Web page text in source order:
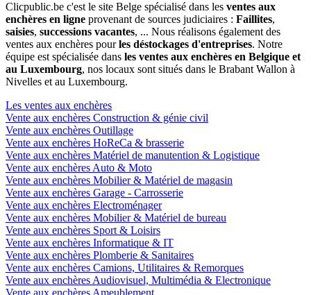
Clicpublic.be c'est le site Belge spécialisé dans les ventes aux
enchères en ligne provenant de sources judiciaires : Faillites,
saisies, successions vacantes, ... Nous réalisons également des
ventes aux enchères pourles déstockages d'entreprises. Notre
équipe est spécialisée dans les ventes aux enchères en Belgique et
au Luxembourg, nos locaux sont situés dans le Brabant Wallon à
Nivelles et au Luxembourg.
Les ventes aux enchères
Vente aux enchères Construction & génie civil
Vente aux enchères Outillage
Vente aux enchères HoReCa & brasserie
Vente aux enchères Matériel de manutention & Logistique
Vente aux enchères Auto & Moto
Vente aux enchères Mobilier & Matériel de magasin
Vente aux enchères Garage - Carrosserie
Vente aux enchères Electroménager
Vente aux enchères Mobilier & Matériel de bureau
Vente aux enchères Sport & Loisirs
Vente aux enchères Informatique & IT
Vente aux enchères Plomberie & Sanitaires
Vente aux enchères Camions, Utilitaires & Remorques
Vente aux enchères Audiovisuel, Multimédia & Electronique
Vente aux enchères Ameublement